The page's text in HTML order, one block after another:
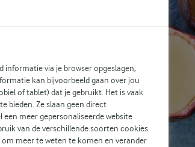
informatie via je browser opgeslagen,
kan bijvoorbeeld gaan over jou
of tablet) dat je gebruikt. Het is vaak
bieden. Ze slaan geen direct
meer gepersonaliseerde website
van de verschillende soorten cookies
meer te weten te komen en verander